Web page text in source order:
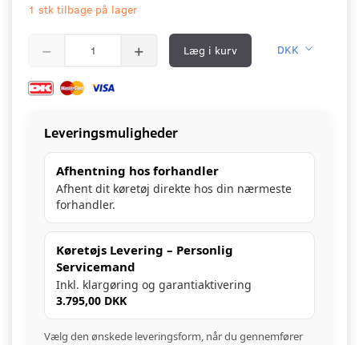
1 stk tilbage på lager
Læg i kurv DKK
Leveringsmuligheder
Afhentning hos forhandler
Afhent dit køretøj direkte hos din nærmeste
forhandler.
Køretøjs Levering – Personlig
Servicemand
Inkl. klargøring og garantiaktivering
3.795,00 DKK
Vælg den ønskede leveringsform, når du gennemfører